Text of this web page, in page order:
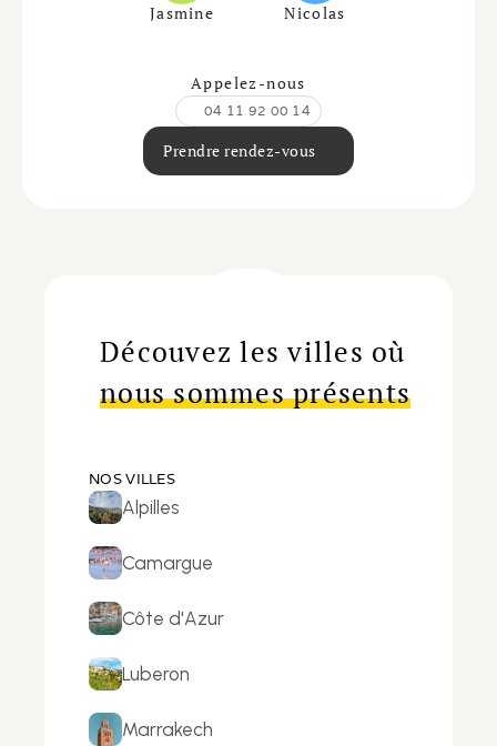
Jasmine Nicolas
Appelez-nous
04 11 92 00 14
Prendre rendez-vous
Découvez les villes où
nous sommes présents
NOS VILLES
Alpilles
Camargue
Côte d'Azur
Luberon
Marrakech